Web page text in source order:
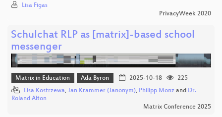
Lisa Figas
PrivacyWeek 2020
Schulchat RLP as [matrix]-based school
messenger
Matrix in Education Ada Byron 2025-10-18
225
Lisa Kostrzewa, Jan Krammer (Janonym), Philipp Monz and Dr.
Roland Alton
Matrix Conference 2025